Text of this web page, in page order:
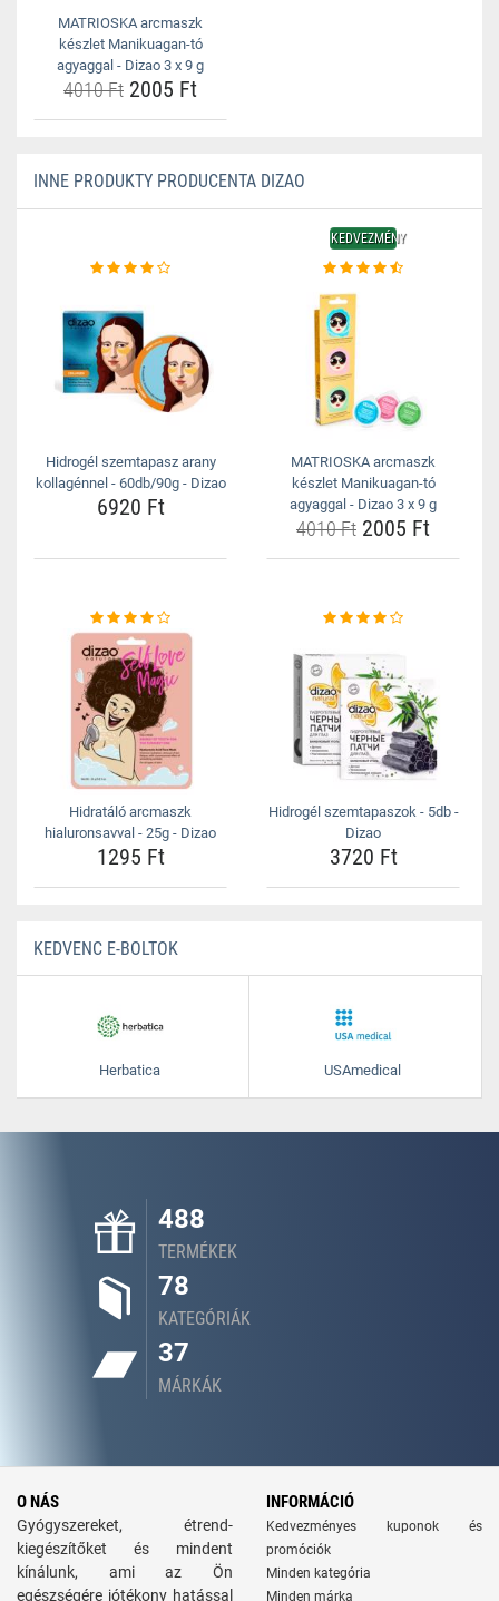
MATRIOSKA arcmaszk
készlet Manikuagan-tó
agyaggal - Dizao 3 x 9 g
4010 Ft 2005 Ft
INNE PRODUKTY PRODUCENTA DIZAO
Hidrogél szemtapasz arany
kollagénnel - 60db/90g - Dizao
6920 Ft
KEDVEZMÉNY
MATRIOSKA arcmaszk
készlet Manikuagan-tó
agyaggal - Dizao 3 x 9 g
4010 Ft 2005 Ft
Hidratáló arcmaszk
hialuronsavval - 25g - Dizao
1295 Ft
Hidrogél szemtapaszok - 5db -
Dizao
3720 Ft
KEDVENC E-BOLTOK
Herbatica USAmedical
488
TERMÉKEK
78
KATEGÓRIÁK
37
MÁRKÁK
O NÁS
Gyógyszereket, étrend-
kiegészítőket és mindent
kínálunk, ami az Ön
egészségére jótékony hatással
INFORMÁCIÓ
Kedvezményes kuponok és
promóciók
Minden kategória
Minden márka